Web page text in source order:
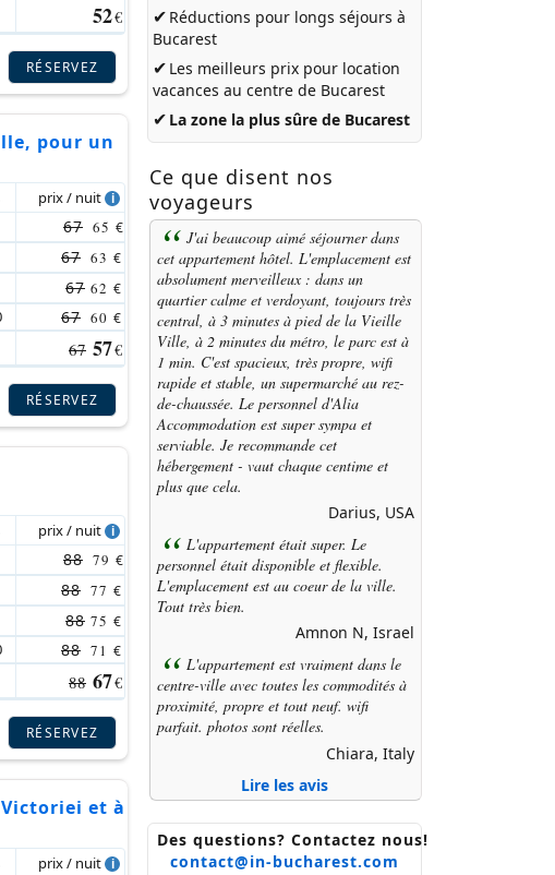
52€
RÉSERVEZ
pour un
prix / nuit
67 65 €
67 63 €
67 62 €
67 60 €
67 57€
RÉSERVEZ
prix / nuit
88 79 €
88 77 €
88 75 €
88 71 €
88 67€
RÉSERVEZ
et à
prix / nuit
✔ Réductions pour longs séjours à
Bucarest
✔ Les meilleurs prix pour location
vacances au centre de Bucarest
✔ La zone la plus sûre de Bucarest
Ce que disent nos
voyageurs
J'ai beaucoup aimé séjourner dans
cet appartement hôtel. L'emplacement est
absolument merveilleux : dans un
quartier calme et verdoyant, toujours très
central, à 3 minutes à pied de la Vieille
Ville, à 2 minutes du métro, le parc est à
1 min. C'est spacieux, très propre, wifi
rapide et stable, un supermarché au rez-
de-chaussée. Le personnel d'Alia
Accommodation est super sympa et
serviable. Je recommande cet
hébergement - vaut chaque centime et
plus que cela.
Darius, USA
L'appartement était super. Le
personnel était disponible et flexible.
L'emplacement est au coeur de la ville.
Tout très bien.
Amnon N, Israel
L'appartement est vraiment dans le
centre-ville avec toutes les commodités à
proximité, propre et tout neuf. wifi
parfait. photos sont réelles.
Chiara, Italy
Lire les avis
Des questions? Contactez nous!
contact@in-bucharest.com